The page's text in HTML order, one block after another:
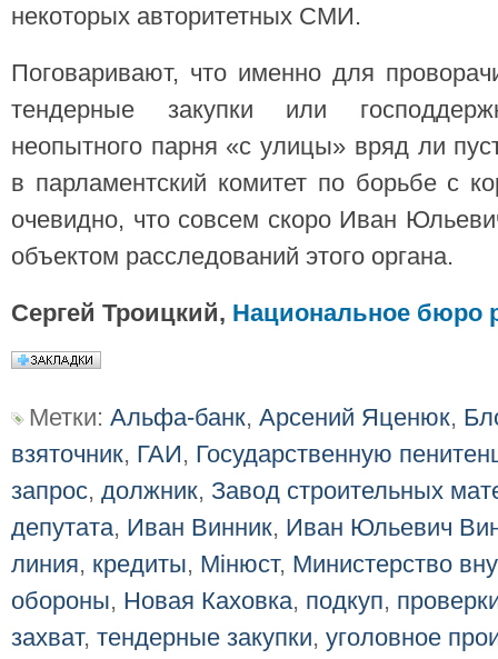
некоторых авторитетных СМИ.
Поговаривают, что именно для
тендерные закупки или
неопытного парня «с улицы» вряд ли
в парламентский комитет по борьбе с
очевидно, что совсем скоро Иван
объектом расследований этого органа.
Сергей Троицкий, Национальное бюро
Метки: Альфа-банк, Арсений Яценюк,
взяточник, ГАИ, Государственную
запрос, должник, Завод строительных
депутата, Иван Винник, Иван Юльевич
линия, кредиты, Мінюст, Министерство
обороны, Новая Каховка, подкуп,
захват, тендерные закупки, уголовное